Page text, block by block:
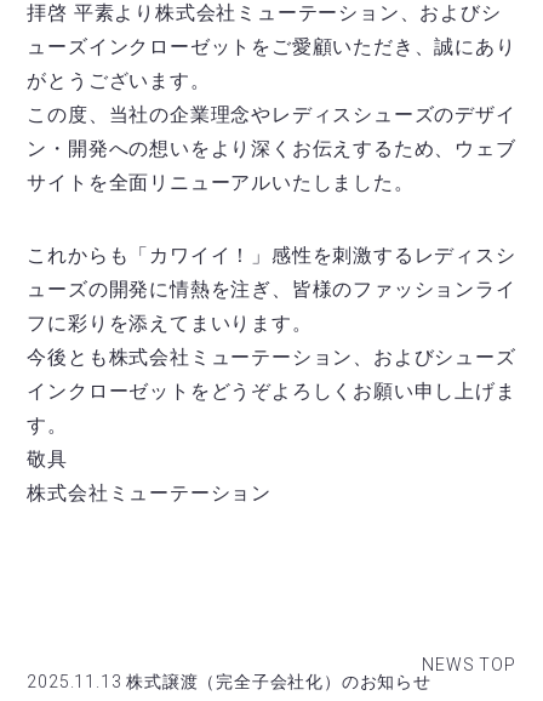
拝啓 平素より株式会社ミューテーション、およびシ
ューズインクローゼットをご愛顧いただき、誠にあり
がとうございます。
この度、当社の企業理念やレディスシューズのデザイ
ン・開発への想いをより深くお伝えするため、ウェブ
サイトを全面リニューアルいたしました。
これからも「カワイイ！」感性を刺激するレディスシ
ューズの開発に情熱を注ぎ、皆様のファッションライ
フに彩りを添えてまいります。
今後とも株式会社ミューテーション、およびシューズ
インクローゼットをどうぞよろしくお願い申し上げま
す。
敬具
株式会社ミューテーション
NEWS TOP
2025.11.13 株式譲渡（完全子会社化）のお知らせ